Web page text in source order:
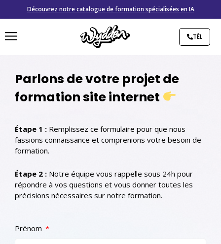
Découvrez notre catalogue de formation spécialisées en IA
TÉL
Parlons de votre projet de
formation site internet
Étape 1 : Remplissez ce formulaire pour que nous
fassions connaissance et comprenions votre besoin de
formation.
Étape 2 : Notre équipe vous rappelle sous 24h pour
répondre à vos questions et vous donner toutes les
précisions nécessaires sur notre formation.
Prénom